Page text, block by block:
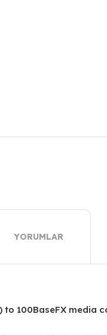
YORUMLAR
100BaseFX media